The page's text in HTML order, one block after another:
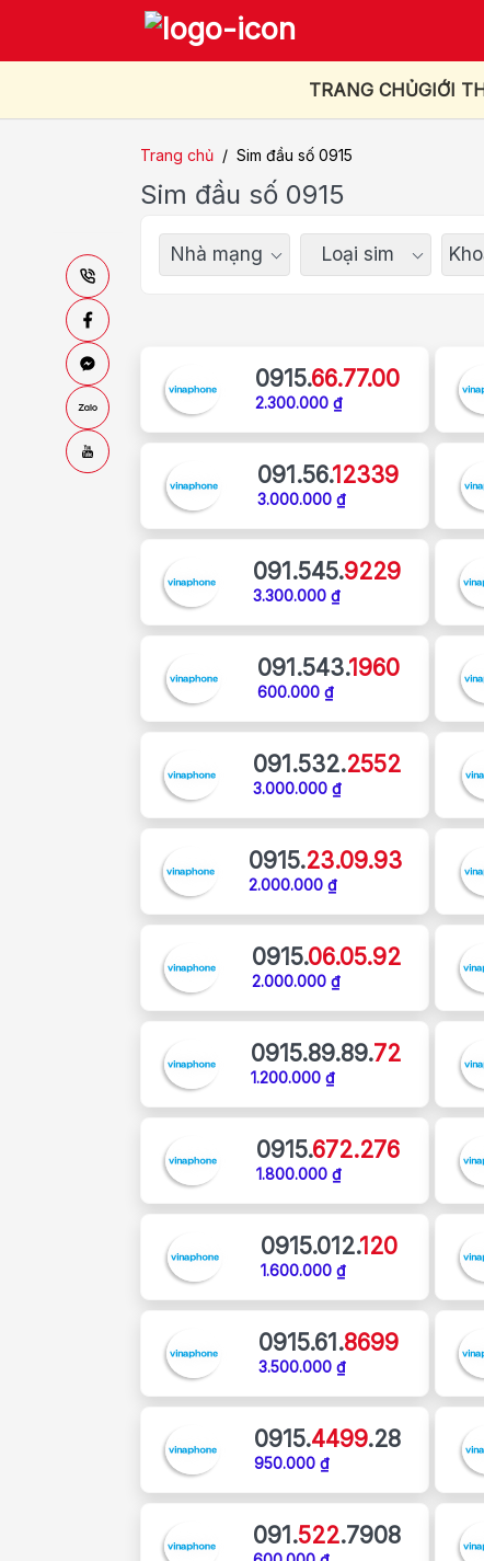
TRANG CHỦGIỚI
Trang chủ / Sim đầu số 0915
Sim đầu số 0915
Nhà mạng Loại sim
0915.66.77.00
2.300.000 ₫
091.56.12339
3.000.000 ₫
091.545.9229
3.300.000 ₫
091.543.1960
600.000 ₫
091.532.2552
3.000.000 ₫
0915.23.09.93
2.000.000 ₫
0915.06.05.92
2.000.000 ₫
0915.89.89.72
1.200.000 ₫
0915.672.276
1.800.000 ₫
0915.012.120
1.600.000 ₫
0915.61.8699
3.500.000 ₫
0915.4499.28
950.000 ₫
091.522.7908